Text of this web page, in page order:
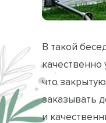
В такой
качественно
что
заказывать
и